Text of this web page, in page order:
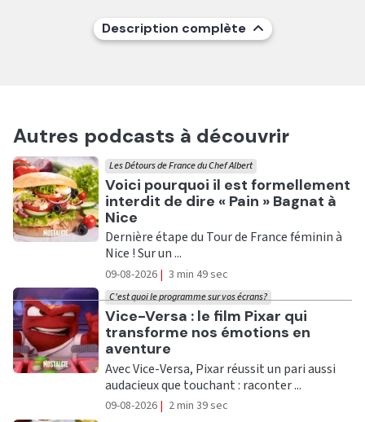
Description complète
Autres podcasts à découvrir
Ecouter
Voici pourquoi il est formellement
interdit de dire « Pain » Bagnat à
Nice
Les Détours de France du Chef Albert
Dernière étape du Tour de France féminin à
Nice ! Sur un ...
09-08-2026 | 3 min 49 sec
Ecouter
Vice-Versa : le film Pixar qui
transforme nos émotions en
aventure
C'est quoi le programme sur vos écrans?
Avec Vice-Versa, Pixar réussit un pari aussi
audacieux que touchant : raconter ...
09-08-2026 | 2 min 39 sec